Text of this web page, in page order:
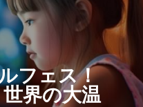
ルフェス！
界の大温